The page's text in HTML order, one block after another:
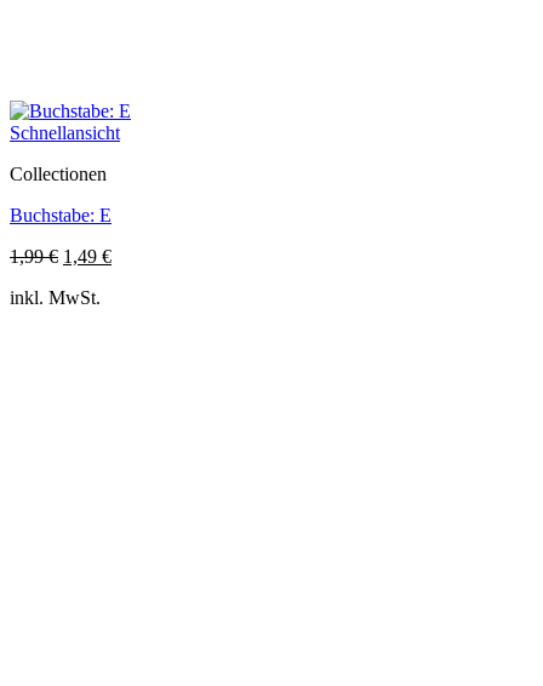
Schnellansicht
Collectionen
Buchstabe: E
1,99€ Ursprünglicher
war:
1,49 €Aktueller
inkl. MwSt.